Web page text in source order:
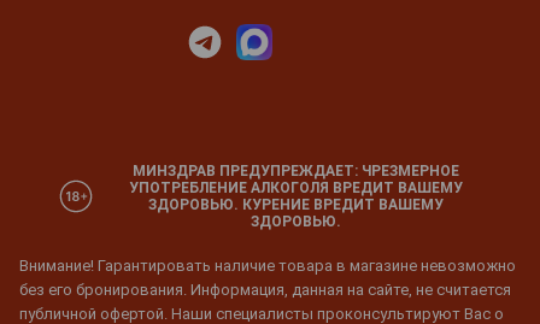
МИНЗДРАВ ПРЕДУПРЕЖДАЕТ: ЧРЕЗМЕРНОЕ
УПОТРЕБЛЕНИЕ АЛКОГОЛЯ ВРЕДИТ ВАШЕМУ
ЗДОРОВЬЮ. КУРЕНИЕ ВРЕДИТ ВАШЕМУ
ЗДОРОВЬЮ.
Внимание! Гарантировать наличие товара в магазине невозможно
без его бронирования. Информация, данная на сайте, не считается
публичной офертой. Наши специалисты проконсультируют Вас о